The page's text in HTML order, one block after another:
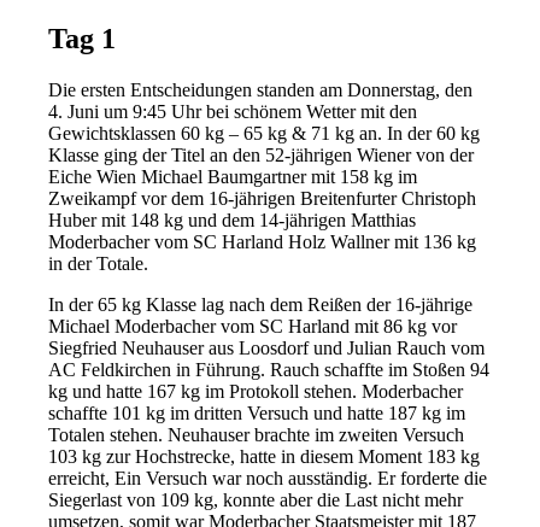
Tag 1
Die ersten Entscheidungen standen am Donnerstag, den
4. Juni um 9:45 Uhr bei schönem Wetter mit den
Gewichtsklassen 60 kg – 65 kg & 71 kg an. In der 60 kg
Klasse ging der Titel an den 52-jährigen Wiener von der
Eiche Wien Michael Baumgartner mit 158 kg im
Zweikampf vor dem 16-jährigen Breitenfurter Christoph
Huber mit 148 kg und dem 14-jährigen Matthias
Moderbacher vom SC Harland Holz Wallner mit 136 kg
in der Totale.
In der 65 kg Klasse lag nach dem Reißen der 16-jährige
Michael Moderbacher vom SC Harland mit 86 kg vor
Siegfried Neuhauser aus Loosdorf und Julian Rauch vom
AC Feldkirchen in Führung. Rauch schaffte im Stoßen 94
kg und hatte 167 kg im Protokoll stehen. Moderbacher
schaffte 101 kg im dritten Versuch und hatte 187 kg im
Totalen stehen. Neuhauser brachte im zweiten Versuch
103 kg zur Hochstrecke, hatte in diesem Moment 183 kg
erreicht, Ein Versuch war noch ausständig. Er forderte die
Siegerlast von 109 kg, konnte aber die Last nicht mehr
umsetzen, somit war Moderbacher Staatsmeister mit 187